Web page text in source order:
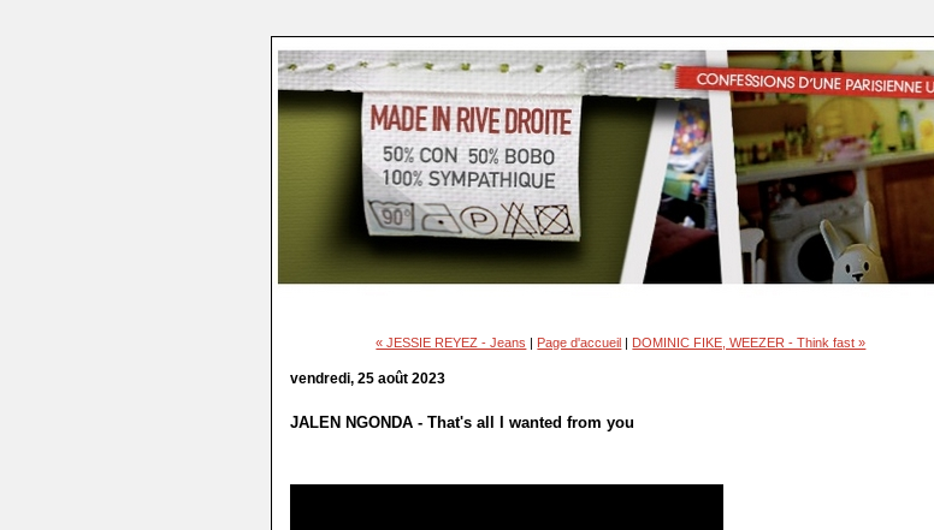
« JESSIE REYEZ - Jeans | Page d'accueil | DOMINIC FIKE, WEEZER - Think fast »
vendredi, 25 août 2023
JALEN NGONDA - That's all I wanted from you